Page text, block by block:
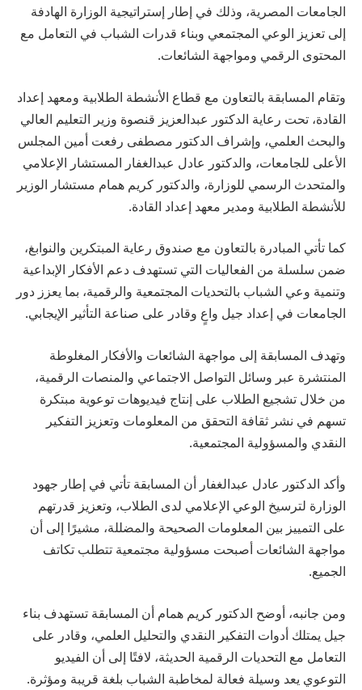
الجامعات المصرية، وذلك في إطار إستراتيجية الوزارة الهادفة
إلى تعزيز الوعي المجتمعي وبناء قدرات الشباب في التعامل مع
المحتوى الرقمي ومواجهة الشائعات.
وتقام المسابقة بالتعاون مع قطاع الأنشطة الطلابية ومعهد إعداد
القادة، تحت رعاية الدكتور عبدالعزيز قنصوة وزير التعليم العالي
والبحث العلمي، وإشراف الدكتور مصطفى رفعت أمين المجلس
الأعلى للجامعات، والدكتور عادل عبدالغفار المستشار الإعلامي
والمتحدث الرسمي للوزارة، والدكتور كريم همام مستشار الوزير
للأنشطة الطلابية ومدير معهد إعداد القادة.
كما تأتي المبادرة بالتعاون مع صندوق رعاية المبتكرين والنوابغ،
ضمن سلسلة من الفعاليات التي تستهدف دعم الأفكار الإبداعية
وتنمية وعي الشباب بالتحديات المجتمعية والرقمية، بما يعزز دور
الجامعات في إعداد جيل واعٍ وقادر على صناعة التأثير الإيجابي.
وتهدف المسابقة إلى مواجهة الشائعات والأفكار المغلوطة
المنتشرة عبر وسائل التواصل الاجتماعي والمنصات الرقمية،
من خلال تشجيع الطلاب على إنتاج فيديوهات توعوية مبتكرة
تسهم في نشر ثقافة التحقق من المعلومات وتعزيز التفكير
النقدي والمسؤولية المجتمعية.
وأكد الدكتور عادل عبدالغفار أن المسابقة تأتي في إطار جهود
الوزارة لترسيخ الوعي الإعلامي لدى الطلاب، وتعزيز قدرتهم
على التمييز بين المعلومات الصحيحة والمضللة، مشيرًا إلى أن
مواجهة الشائعات أصبحت مسؤولية مجتمعية تتطلب تكاتف
الجميع.
ومن جانبه، أوضح الدكتور كريم همام أن المسابقة تستهدف بناء
جيل يمتلك أدوات التفكير النقدي والتحليل العلمي، وقادر على
التعامل مع التحديات الرقمية الحديثة، لافتًا إلى أن الفيديو
التوعوي يعد وسيلة فعالة لمخاطبة الشباب بلغة قريبة ومؤثرة.